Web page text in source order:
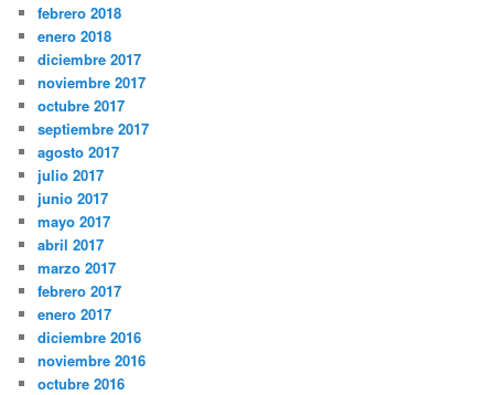
febrero 2018
enero 2018
diciembre 2017
noviembre 2017
octubre 2017
septiembre 2017
agosto 2017
julio 2017
junio 2017
mayo 2017
abril 2017
marzo 2017
febrero 2017
enero 2017
diciembre 2016
noviembre 2016
octubre 2016